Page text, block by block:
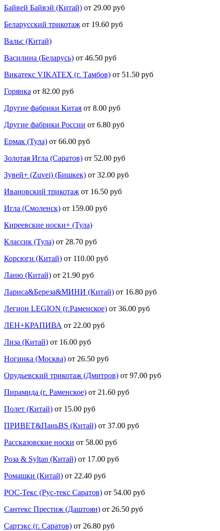
Байвей Байвэй (Китай) от 29.00 руб
Беларусский трикотаж от 19.60 руб
Вальс (Китай)
Василина (Беларусь) от 46.50 руб
Викатекс VIKATEX (г. Тамбов) от 51.50 руб
Горянка от 82.00 руб
Другие фабрики Китая от 8.00 руб
Другие фабрики России от 6.80 руб
Ермак (Тула) от 66.00 руб
Золотая Игла (Саратов) от 52.00 руб
Зувей+ (Zuvei) (Бишкек) от 32.00 руб
Ивановский трикотаж от 16.50 руб
Игла (Смоленск) от 159.00 руб
Киреевские носки+ (Тула)
Классик (Тула) от 28.70 руб
Корсюги (Китай) от 110.00 руб
Ланю (Китай) от 21.90 руб
Лариса&Береза&МИНИ (Китай) от 16.80 руб
Легион LEGION (г.Раменское) от 36.00 руб
ЛЕН+КРАПИВА от 22.00 руб
Лиза (Китай) от 16.00 руб
Ногинка (Москва) от 26.50 руб
Орудьевский трикотаж (Дмитров) от 97.00 руб
Пирамида (г. Раменское) от 21.60 руб
Полет (Китай) от 15.00 руб
ПРИВЕТ&ПаньBS (Китай) от 37.00 руб
Рассказовские носки от 58.00 руб
Роза & Syltan (Китай) от 17.00 руб
Ромашки (Китай) от 22.40 руб
РОС-Текс (Рус-текс Саратов) от 54.00 руб
Сантекс Престиж (Даштоян) от 26.50 руб
Сартэкс (г. Саратов) от 26.80 руб